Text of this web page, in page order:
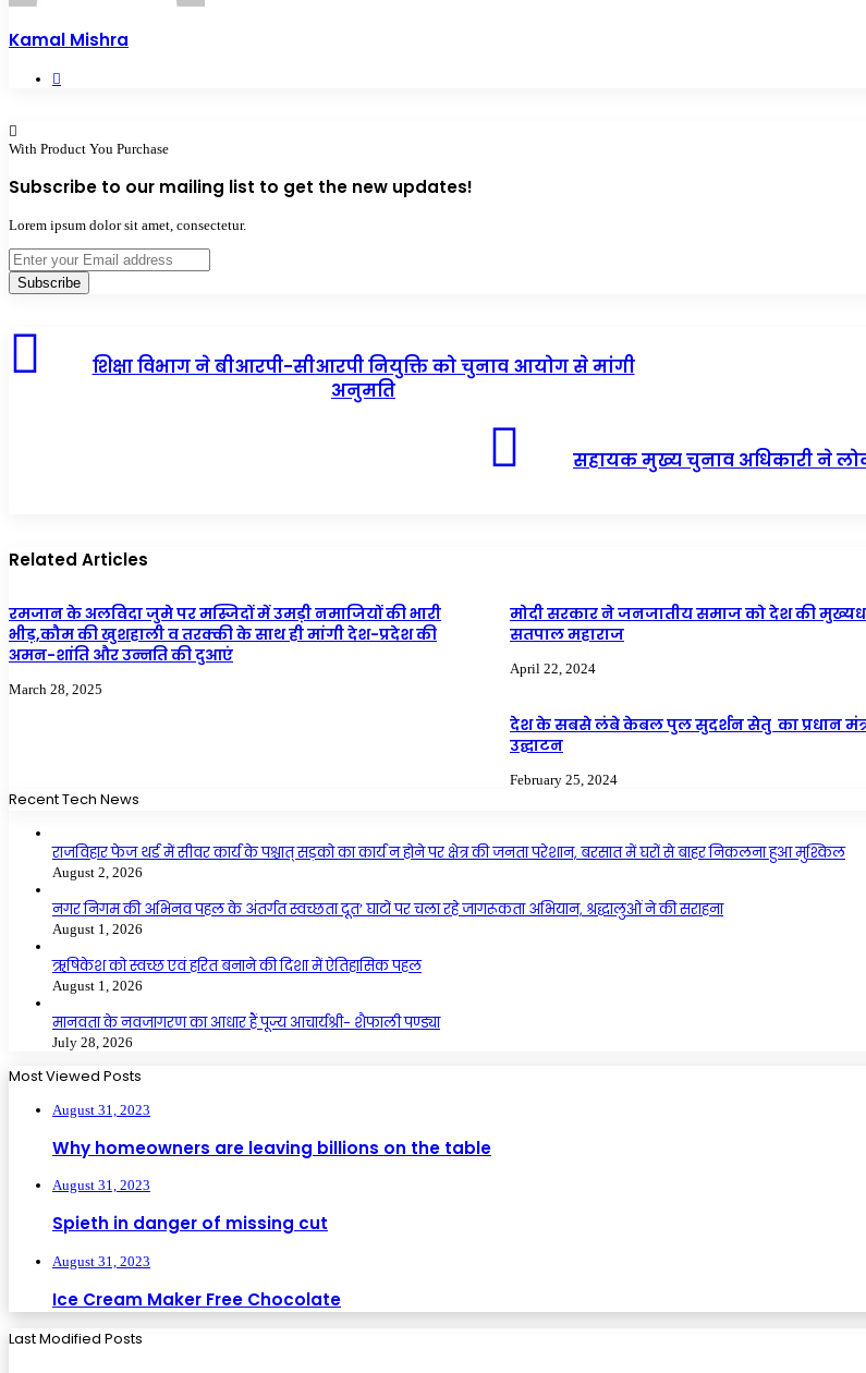
Kamal Mishra
With Product You Purchase
Subscribe to our mailing list to get the new updates!
Lorem ipsum dolor sit amet, consectetur.
Enter
your
Email
शिक्षा विभाग ने बीआरपी-सीआरपी नियुक्ति को चुनाव आयोग से मांगी
अनुमति
सहायक मुख्य चुनाव अधिकारी ने
Related Articles
रमजान के अलविदा जुमे पर मस्जिदों में उमड़ी नमाजियों की भारी
भीड़,कौम की खुशहाली व तरक्की के साथ ही मांगी देश-प्रदेश की
अमन-शांति और उन्नति की दुआएं
March 28, 2025
मोदी सरकार ने जनजातीय समाज को देश की
सतपाल महाराज
April 22, 2024
देश के सबसे लंबे केबल पुल सुदर्शन सेतु का प्रधान
उद्घाटन
February 25, 2024
Recent Tech News
राजविहार फेज थर्ड में सीवर कार्य के पश्चात् सड़को का कार्य न होने पर क्षेत्र की जनता परेशान, बरसात में घरों से बाहर निकलना हुआ मुश्किल
August 2, 2026
नगर निगम की अभिनव पहल के अंतर्गत स्वच्छता दूत’ घाटों पर चला रहे जागरूकता अभियान, श्रद्धालुओं ने की सराहना
August 1, 2026
ऋषिकेश को स्वच्छ एवं हरित बनाने की दिशा में ऐतिहासिक पहल
August 1, 2026
मानवता के नवजागरण का आधार हैं पूज्य आचार्यश्री- शैफाली पण्ड्या
July 28, 2026
Most Viewed Posts
August 31, 2023
Why homeowners are leaving billions on the table
August 31, 2023
Spieth in danger of missing cut
August 31, 2023
Ice Cream Maker Free Chocolate
Last Modified Posts